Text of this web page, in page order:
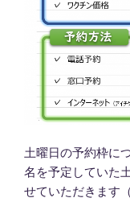
土曜日の予約枠に
名を予定していた
せていただきます